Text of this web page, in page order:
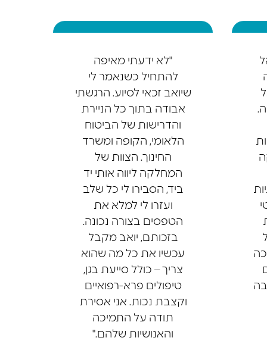
"לא ידעתי מאיפה
להתחיל כשנאמר לי
שיואב זכאי לסיוע. הרגשתי
אבודה בתוך כל הניירת
והדרישות של הביטוח
הלאומי, הקופה ומשרד
החינוך. הצוות של
המחלקה ליווה אותי יד
ביד, הסבירו לי כל שלב
ועזרו לי למלא את
הטפסים בצורה נכונה.
בזכותם, יואב מקבל
עכשיו את כל מה שהוא
צריך – כולל סייעת בגן,
טיפולים פרא-רפואיים
וקצבת נכות. אני אסירת
תודה על התמיכה
והאנושיות שלהם."